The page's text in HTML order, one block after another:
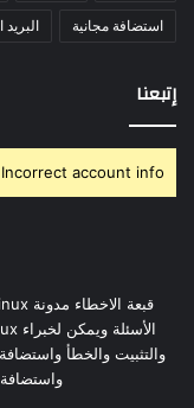
استضافة مجانية البريد
إتبعنا
account info.
والتثبيت والخطأ
واستضافة VPS والشبكات وغير ذلك الكثير